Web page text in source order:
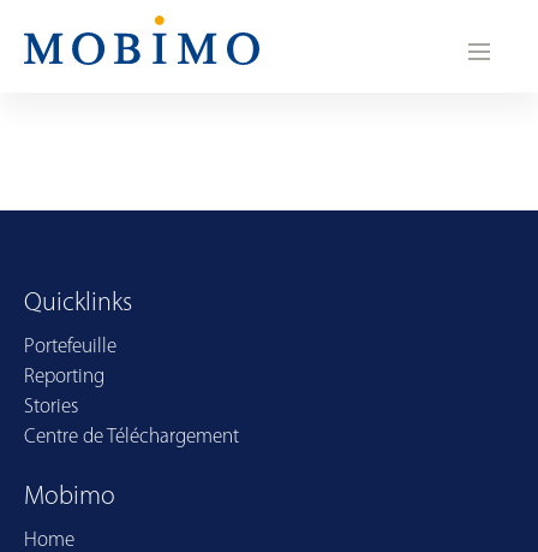
N
a
g
t
i
o
n
Quicklinks
Portefeuille
Reporting
Stories
Centre de Téléchargement
Mobimo
Home